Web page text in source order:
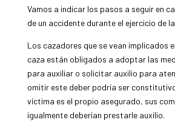
Vamos a indicar los pasos a seguir en
de un accidente durante el ejercicio de
Los cazadores que se vean implicados
caza están obligados a adoptar las
para auxiliar o solicitar auxilio para
omitir este deber podría ser
víctima es el propio asegurado, sus
igualmente deberían prestarle auxilio.